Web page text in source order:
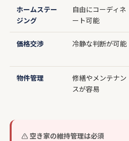
ホームステー
ジング
自由にコーディネ
ート可能
価格交渉 冷静な判断が可能
物件管理
修繕やメンテナン
スが容易
空き家の維持管理は必須